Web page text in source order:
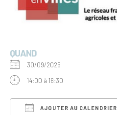
QUAND
30/09/2025
14:00 à 16:30
AJOUTER AU CALENDRIER